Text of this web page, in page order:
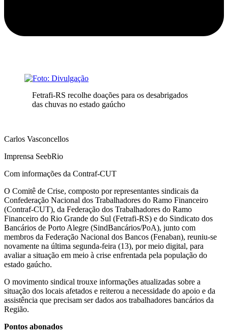
Fetrafi-RS recolhe doações para os desabrigados
das chuvas no estado gaúcho
Carlos Vasconcellos
Imprensa SeebRio
Com informações da Contraf-CUT
O Comitê de Crise, composto por representantes sindicais da
Confederação Nacional dos Trabalhadores do Ramo Financeiro
(Contraf-CUT), da Federação dos Trabalhadores do Ramo
Financeiro do Rio Grande do Sul (Fetrafi-RS) e do Sindicato dos
Bancários de Porto Alegre (SindBancários/PoA), junto com
membros da Federação Nacional dos Bancos (Fenaban), reuniu-se
novamente na última segunda-feira (13), por meio digital, para
avaliar a situação em meio à crise enfrentada pela população do
estado gaúcho.
O movimento sindical trouxe informações atualizadas sobre a
situação dos locais afetados e reiterou a necessidade do apoio e da
assistência que precisam ser dados aos trabalhadores bancários da
Região.
Pontos abonados